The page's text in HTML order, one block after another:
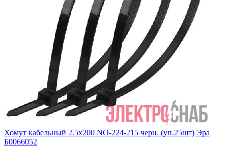
Хомут кабельный 2.5х200 NO-224-215 черн. (уп.25шт) Эра
Б0066052